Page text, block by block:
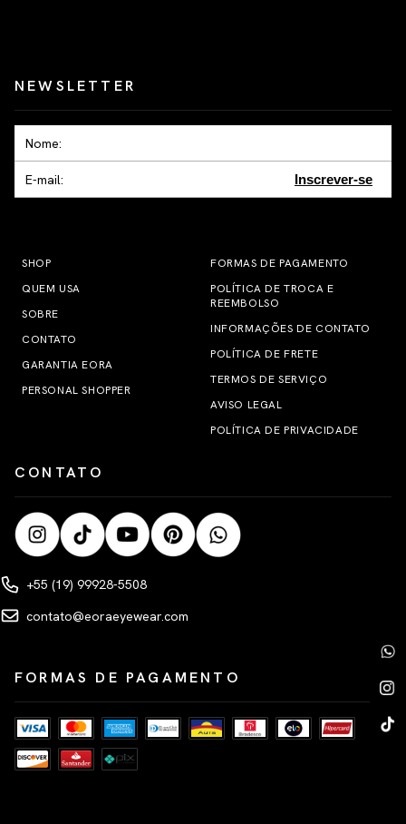
NEWSLETTER
Inscrever-se
SHOP
QUEM USA
SOBRE
CONTATO
GARANTIA EORA
PERSONAL SHOPPER
FORMAS DE PAGAMENTO
POLÍTICA DE TROCA E
REEMBOLSO
INFORMAÇÕES DE CONTATO
POLÍTICA DE FRETE
TERMOS DE SERVIÇO
AVISO LEGAL
POLÍTICA DE PRIVACIDADE
CONTATO
+55 (19) 99928-5508
contato@eoraeyewear.com
FORMAS DE PAGAMENTO